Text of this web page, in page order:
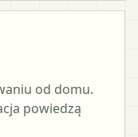
od domu.
powiedzą